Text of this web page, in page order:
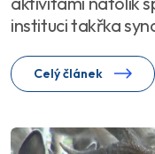
instituci takřka
Celý článek